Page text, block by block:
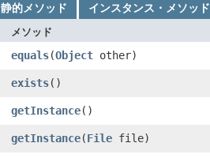
静的メソッド インスタンス・メソッド
メソッド
equals​(Object other)
exists()
getInstance()
getInstance​(File file)